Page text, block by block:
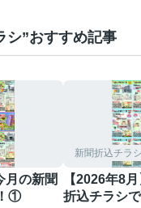
シ”おすすめ記事
月の新聞
①
新聞折込チラシ
【2026年8
折込チラシ